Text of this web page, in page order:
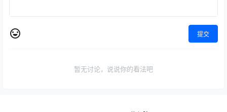
提交
暂无讨论，说说你的看法吧